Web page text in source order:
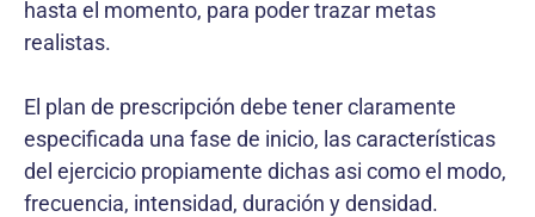
hasta el momento, para poder trazar metas
realistas.
El plan de prescripción debe tener claramente
especificada una fase de inicio, las características
del ejercicio propiamente dichas asi como el modo,
frecuencia, intensidad, duración y densidad.